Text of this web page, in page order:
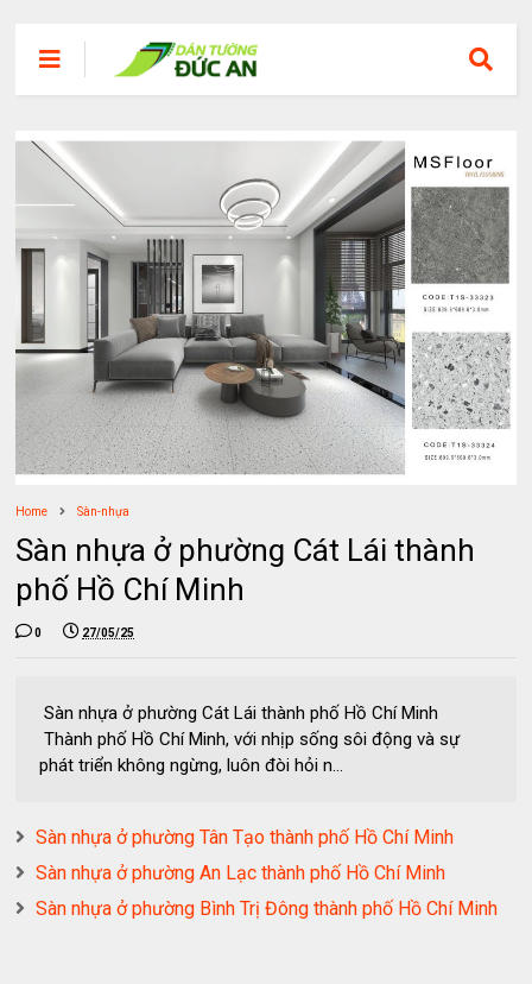
Home Sàn-nhựa
Sàn nhựa ở phường Cát Lái thành
phố Hồ Chí Minh
0 27/05/25
Sàn nhựa ở phường Cát Lái thành phố Hồ Chí Minh
Thành phố Hồ Chí Minh, với nhịp sống sôi động và sự
phát triển không ngừng, luôn đòi hỏi n...
Sàn nhựa ở phường Tân Tạo thành phố Hồ Chí Minh
Sàn nhựa ở phường An Lạc thành phố Hồ Chí Minh
Sàn nhựa ở phường Bình Trị Đông thành phố Hồ Chí Minh